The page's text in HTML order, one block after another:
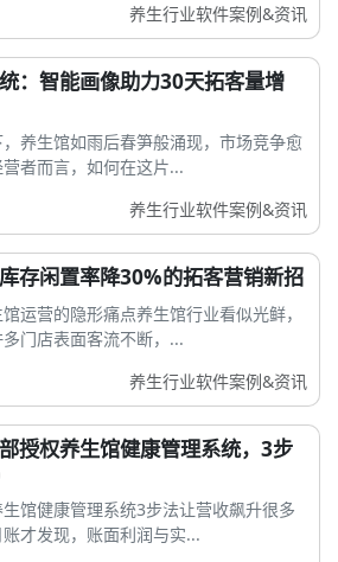
养生行业软件案例&资讯
：智能画像助力30天拓客量增
养生馆如雨后春笋般涌现，市场竞争愈
者而言，如何在这片...
养生行业软件案例&资讯
存闲置率降30%的拓客营销新招
运营的隐形痛点养生馆行业看似光鲜，
门店表面客流不断，...
养生行业软件案例&资讯
授权养生馆健康管理系统，3步
馆健康管理系统3步法让营收飙升很多
才发现，账面利润与实...